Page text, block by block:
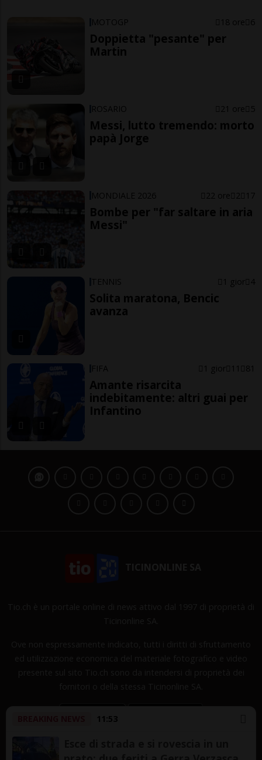
11:53
MOTOGP 18 ore 6
Doppietta "pesante" per
Martin
ROSARIO 21 ore 5
Messi, lutto tremendo: morto
papà Jorge
MONDIALE 2026 22 ore 2 17
Bombe per "far saltare in aria
Messi"
TENNIS 1 gior 4
Solita maratona, Bencic
avanza
FIFA 1 gior 11 81
Amante risarcita
indebitamente: altri guai per
Infantino